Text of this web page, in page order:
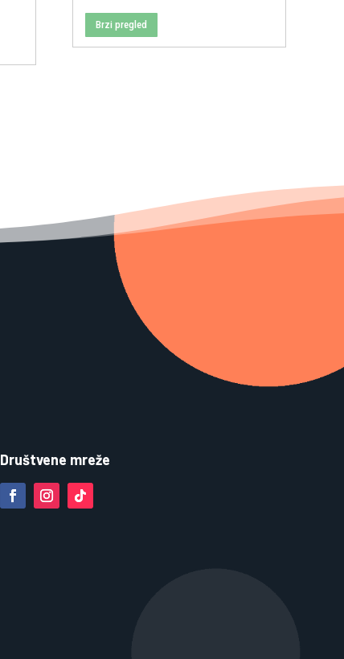
Brzi pregled
Društvene mreže